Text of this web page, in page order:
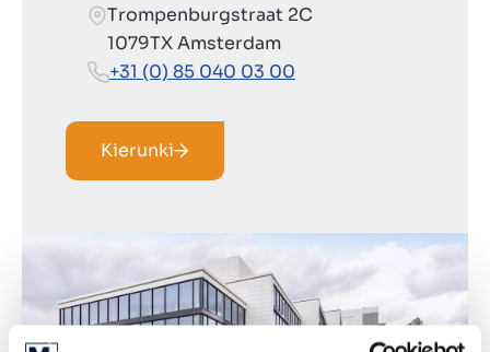
Trompenburgstraat 2C
1079TX Amsterdam
+31 (0) 85 040 03 00
Kierunki